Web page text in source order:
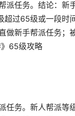
派任务。结论：
过65级或一段时
做新手帮派任务；
65级攻略
任务。新人帮派